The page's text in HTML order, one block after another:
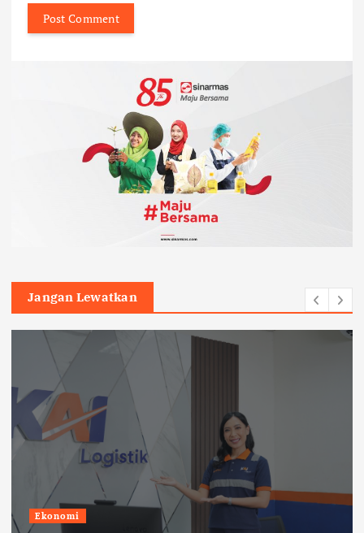
Jangan Lewatkan
Ekonomi